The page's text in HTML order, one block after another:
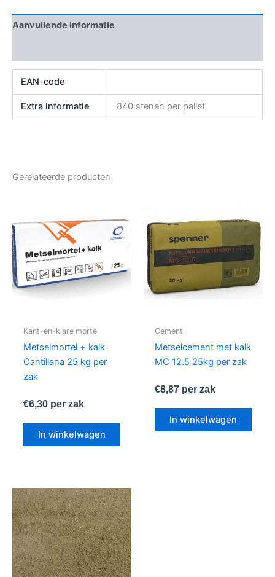
Aanvullende informatie
EAN-code
Extra informatie 840 stenen per pallet
Gerelateerde producten
Kant-en-klare mortel
Metselmortel + kalk
Cantillana 25 kg per
zak
€6,30per zak
In winkelwagen
Cement
Metselcement met kalk
MC 12.5 25kg per zak
€8,87per zak
In winkelwagen